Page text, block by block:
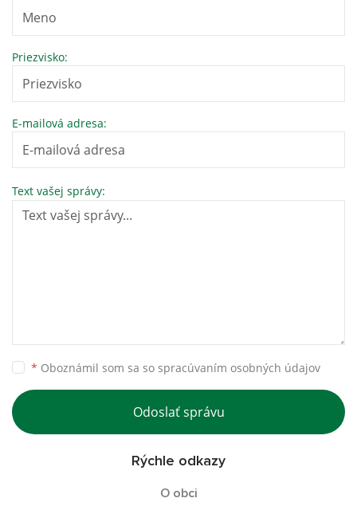
Priezvisko:
E-mailová adresa:
Text vašej správy:
* Oboznámil som sa so spracúvaním osobných údajov
Odoslať správu
Rýchle odkazy
O obci